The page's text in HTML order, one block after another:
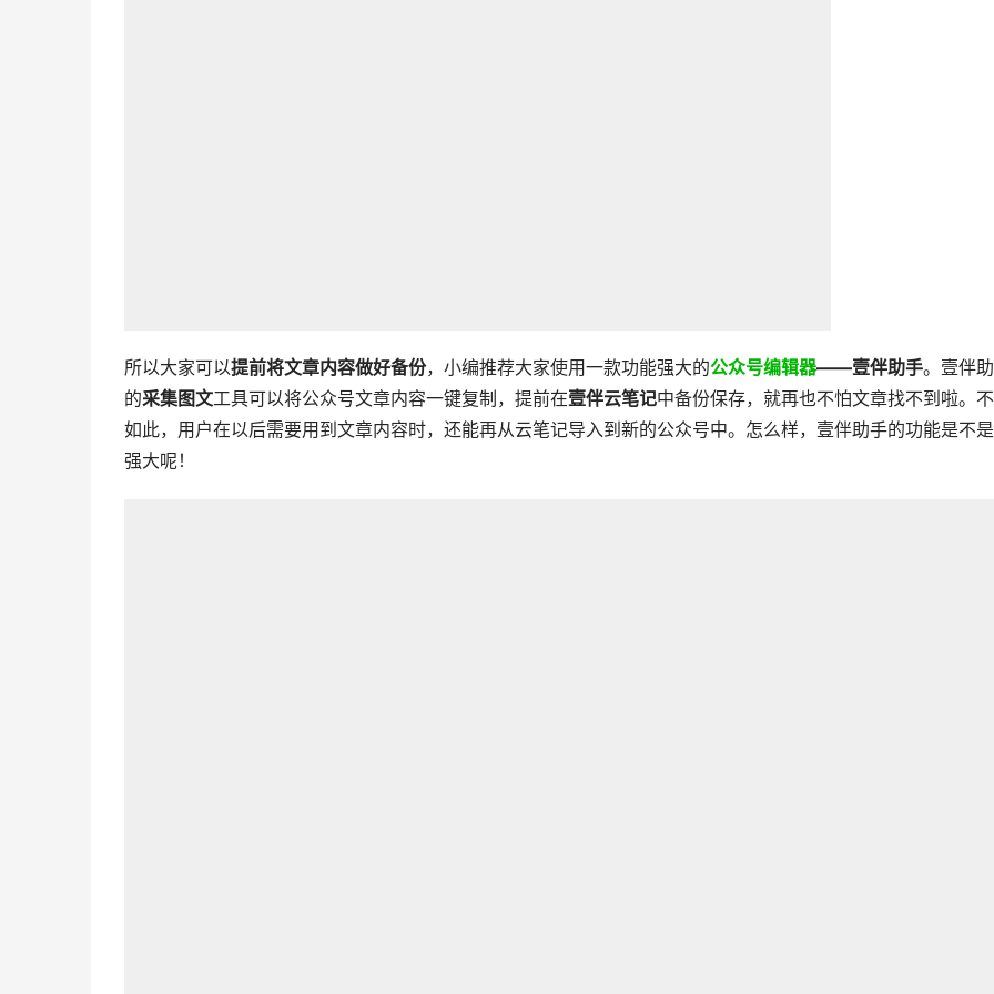
所以大家可以提前将文章内容做好备份，小编推荐大家使用一款功能强大的公众号编辑器——壹伴助手。壹伴
的采集图文工具可以将公众号文章内容一键复制，提前在壹伴云笔记中备份保存，就再也不怕文章找不到啦。
如此，用户在以后需要用到文章内容时，还能再从云笔记导入到新的公众号中。怎么样，壹伴助手的功能是不
强大呢！